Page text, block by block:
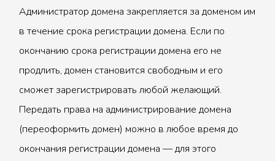
Администратор домена закрепляется за доменом им
в течение срока регистрации домена. Если по
окончанию срока регистрации домена его не
продлить, домен становится свободным и его
сможет зарегистрировать любой желающий.
Передать права на администрирование домена
(переоформить домен) можно в любое время до
окончания регистрации домена — для этого